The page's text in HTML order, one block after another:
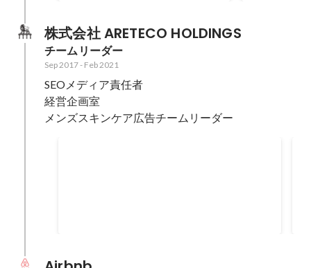
株式会社 ARETECO HOLDINGS
チームリーダー
Sep 2017- Feb 2021
SEOメディア責任者
経営企画室
メンズスキンケア広告チームリーダー